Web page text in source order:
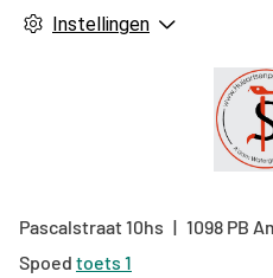
Instellingen
Pascalstraat10hs 1098 PB
Spoed toets 1